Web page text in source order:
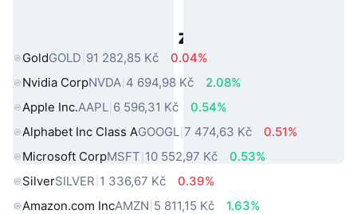
Populární aktiva z reálného světa
GoldGOLD 91 282,85 Kč
0.04%
Nvidia CorpNVDA 4 694,98 Kč
2.08%
Apple Inc.AAPL 6 596,31 Kč
0.54%
Alphabet Inc Class AGOOGL 7 474,63 Kč
0.51%
Microsoft CorpMSFT 10 552,97 Kč
0.53%
SilverSILVER 1 336,67 Kč
0.39%
Amazon.com IncAMZN 5 811,15 Kč
1.63%